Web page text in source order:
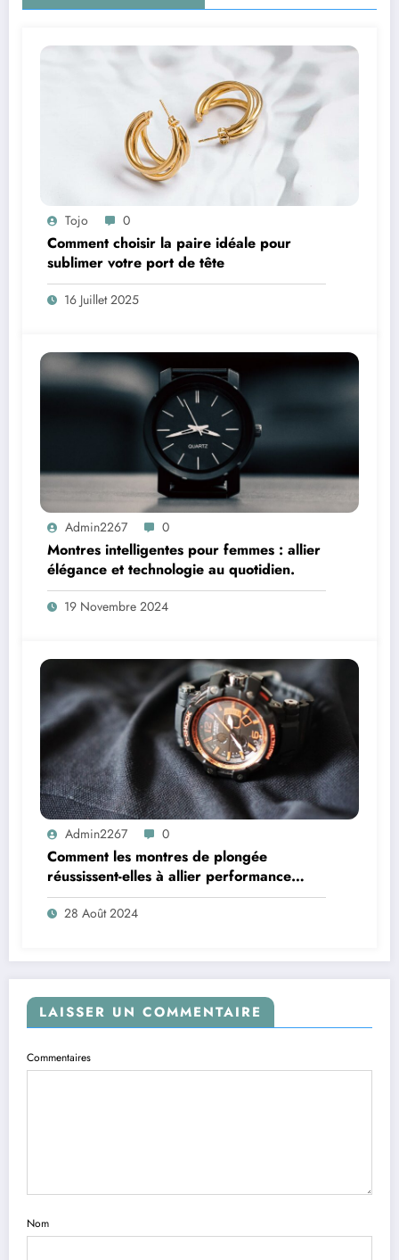
Tojo 0
Comment choisir la paire idéale pour
sublimer votre port de tête
16 Juillet 2025
Admin2267 0
Montres intelligentes pour femmes : allier
élégance et technologie au quotidien.
19 Novembre 2024
Admin2267 0
Comment les montres de plongée
réussissent-elles à allier performance
technique et style élégant ?
28 Août 2024
LAISSER UN COMMENTAIRE
Commentaires
Nom